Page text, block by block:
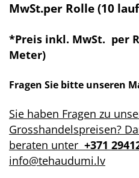
MwSt.per Rolle (10
*Preis inkl. MwSt. per
Meter)
Fragen Sie bitte unseren
Sie haben Fragen zu
Grosshandelspreisen?
beraten unter +371
info@tehaudumi.lv